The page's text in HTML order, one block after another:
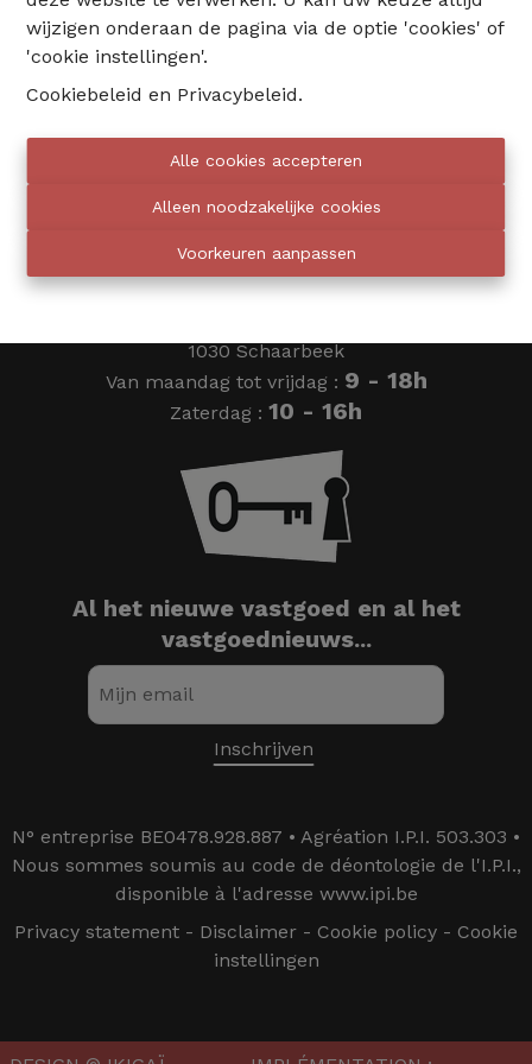
wijzigen onderaan de pagina via de optie 'cookies' of
'cookie instellingen'.
Cookiebeleid en Privacybeleid.
Alle cookies accepteren
Alleen noodzakelijke cookies
Voorkeuren aanpassen
02 735 18 38
Eventimmo chasseurs
1030 Schaarbeek
Van maandag tot vrijdag : 9 - 18h
Zaterdag : 10 - 16h
Al het nieuwe vastgoed en al het
vastgoednieuws...
N° entreprise BE0478.928.887 • Agréation I.P.I. 503.303 •
Nous sommes soumis au code de déontologie de l'I.P.I.,
disponible à l'adresse www.ipi.be
Privacy statement - Disclaimer - Cookie policy - Cookie
instellingen